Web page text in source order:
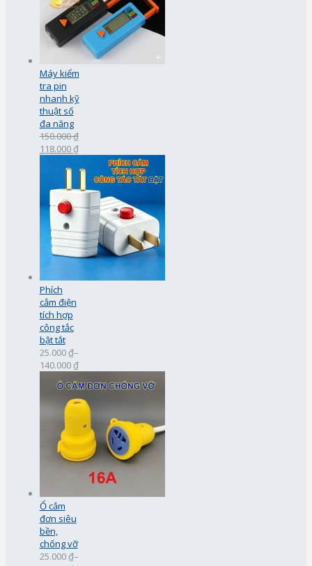
Máy kiểm
tra pin
nhanh kỹ
thuật số
đa năng
150.000 ₫
118.000 ₫
Phích
cắm điện
tích hợp
công tắc
bật tắt
25.000 ₫–
140.000 ₫
Ổ cắm
đơn siêu
bền,
chống vỡ
25.000 ₫–